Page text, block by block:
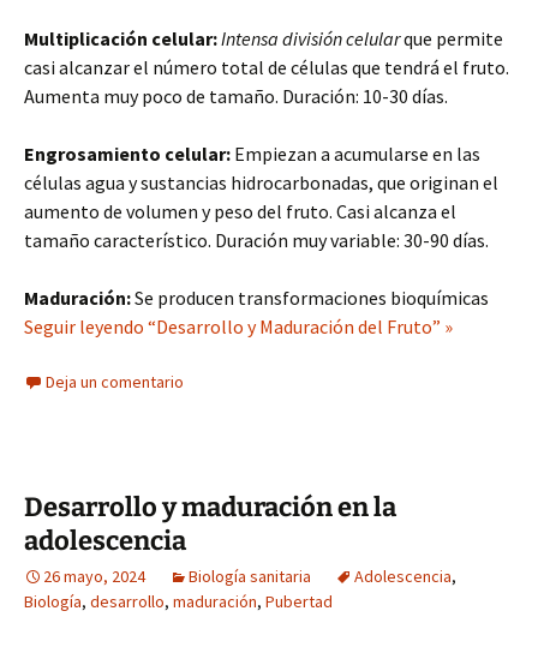
Multiplicación celular:Intensa división celularque permite
casi alcanzar el número total de células que tendrá el fruto.
Aumenta muy poco de tamaño. Duración: 10-30 días.
Engrosamiento celular: Empiezan a acumularse en las
células agua y sustancias hidrocarbonadas, que originan el
aumento de volumen y peso del fruto. Casi alcanza el
tamaño característico. Duración muy variable: 30-90 días.
Maduración:Se producen transformaciones bioquímicas
Seguir leyendo “Desarrollo y Maduración del Fruto” »
Deja un comentario
Desarrollo y maduración en la
adolescencia
26 mayo, 2024 Biología sanitaria Adolescencia,
Biología, desarrollo, maduración, Pubertad